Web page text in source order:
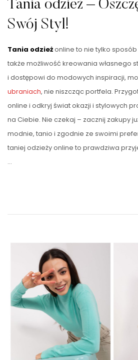
Tania odzież –
Swój Styl!
Tania odzieżonline to nie tylko
także możliwość kreowania własnego
i dostępowi do modowych inspiracji,
ubraniach, nie niszcząc portfela.
online i odkryj świat okazji i stylowych
na Ciebie. Nie czekaj – zacznij zakupy
modnie, tanio i zgodnie ze swoimi
taniej odzieży online to prawdziwa
…